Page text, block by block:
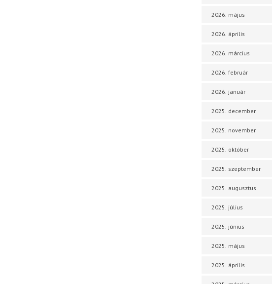
2026. május
2026. április
2026. március
2026. február
2026. január
2025. december
2025. november
2025. október
2025. szeptember
2025. augusztus
2025. július
2025. június
2025. május
2025. április